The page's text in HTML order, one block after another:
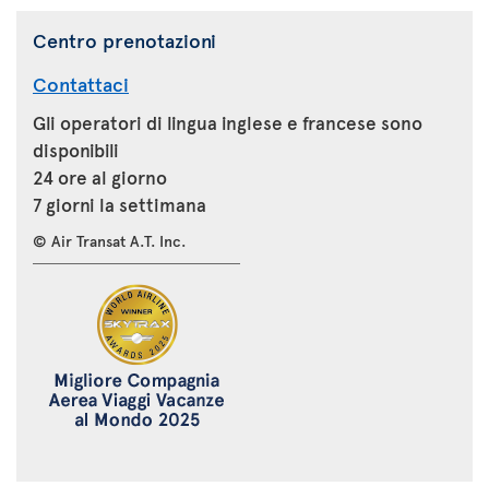
Centro prenotazioni
Contattaci
Gli operatori di lingua inglese e francese sono
disponibili
24 ore al giorno
7 giorni la settimana
© Air Transat A.T. Inc.